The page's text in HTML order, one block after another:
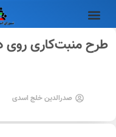
طرح منبت‌کاری
صدرالدین خلج اسدی